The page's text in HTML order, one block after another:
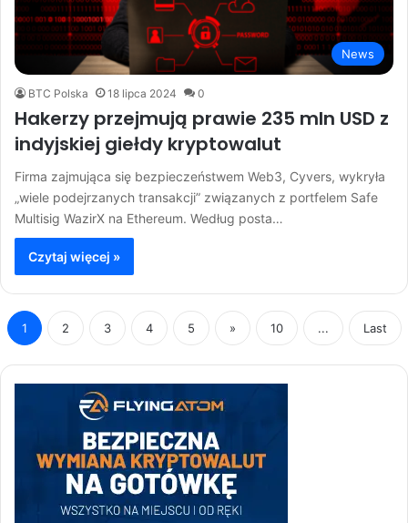
News
BTC Polska 18 lipca 2024 0
Hakerzy przejmują prawie 235 mln USD z
indyjskiej giełdy kryptowalut
Firma zajmująca się bezpieczeństwem Web3, Cyvers, wykryła
„wiele podejrzanych transakcji” związanych z portfelem Safe
Multisig WazirX na Ethereum. Według posta…
Czytaj więcej »
1 2 3 4 5 » 10 ... Last